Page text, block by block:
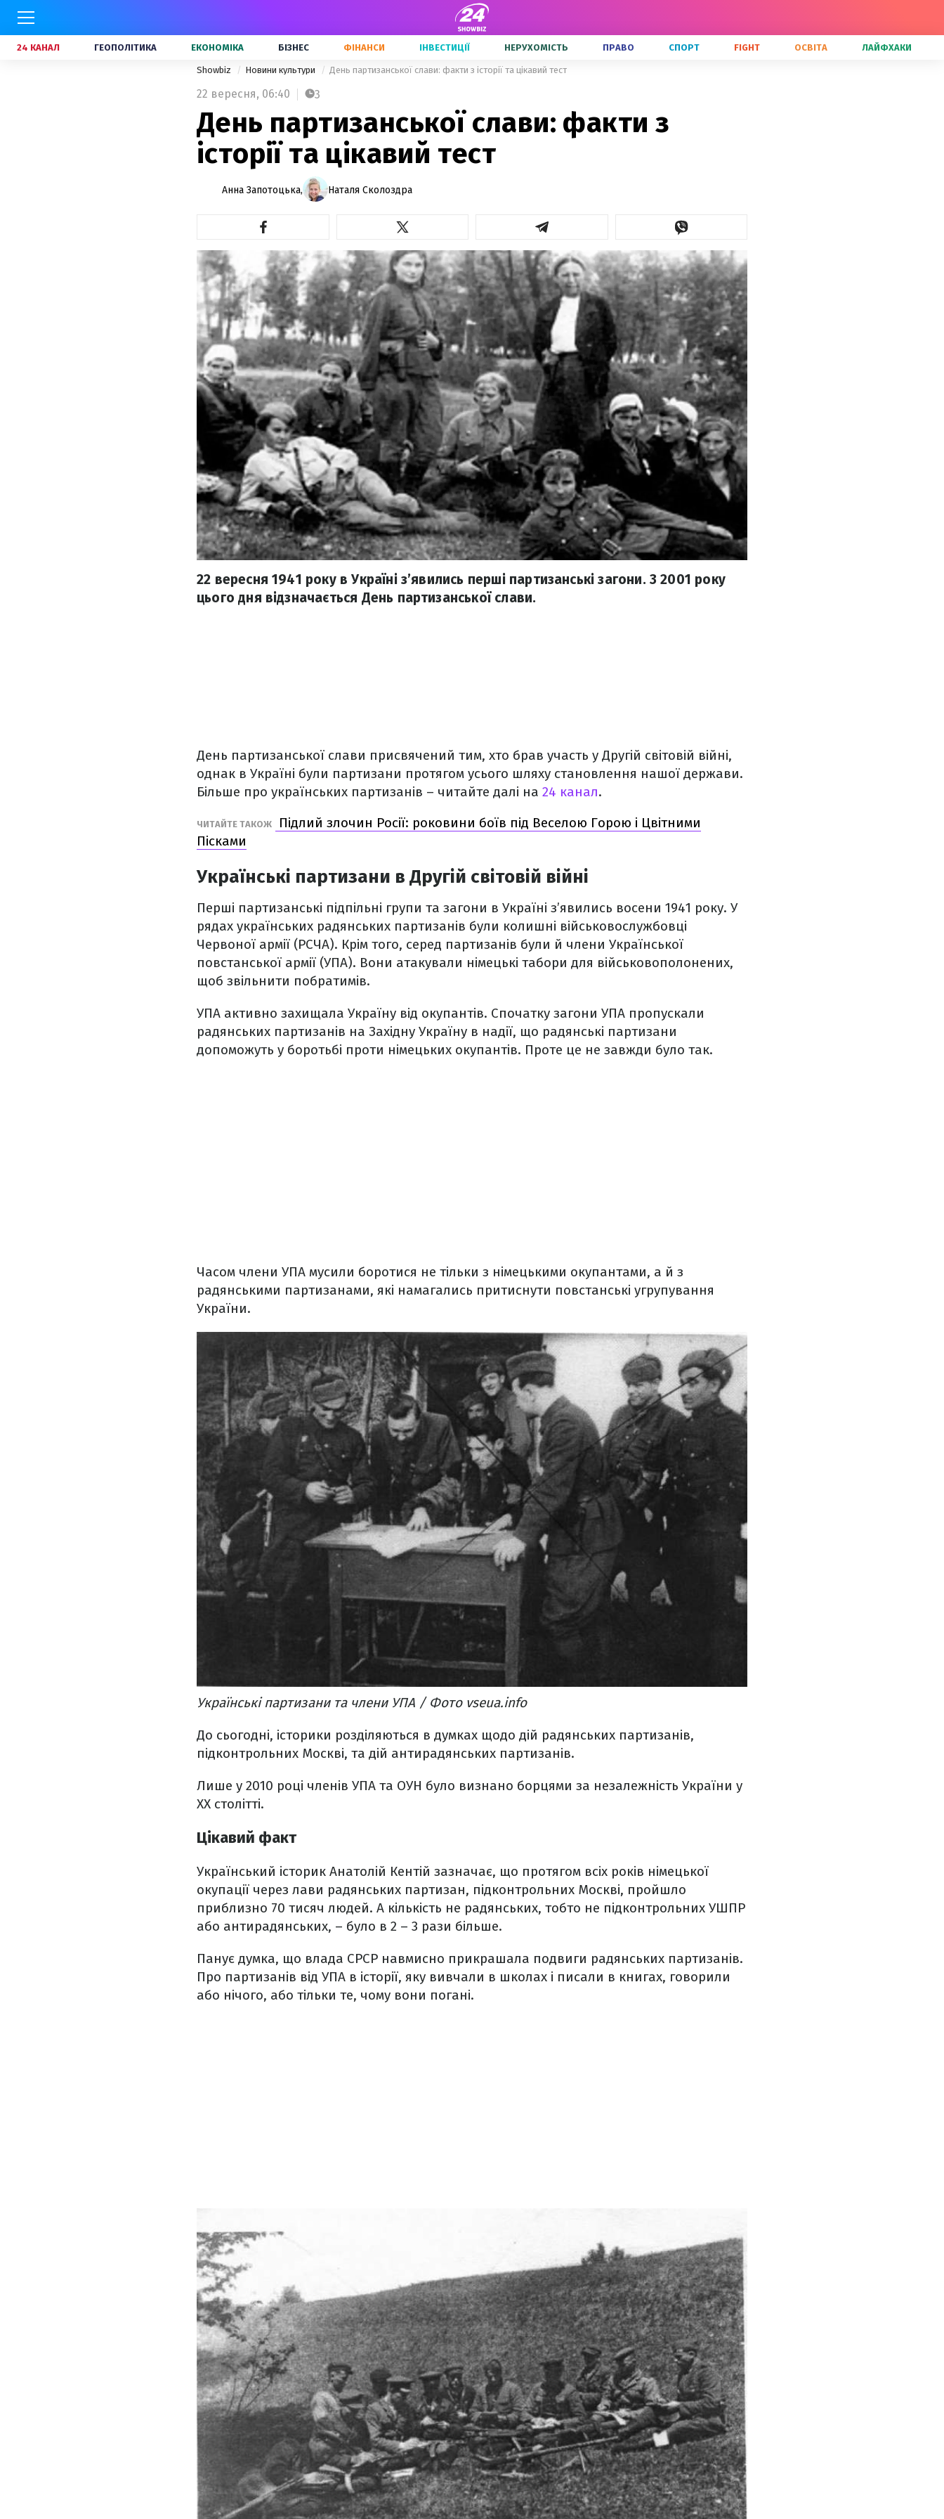
24 КАНАЛ ГЕОПОЛІТИКА ЕКОНОМІКА БІЗНЕС ФІНАНСИ ІНВЕСТИЦІЇ НЕРУХОМІСТЬ ПРАВО СПОРТ FIGHT ОСВІТА ЛАЙФХАКИ
Showbiz Новини культури День партизанської слави: факти з історії та цікавий тест
22 вересня, 06:40 3
День партизанської слави: факти з
історії та цікавий тест
Анна Запотоцька, Наталя Сколоздра
22 вересня 1941 року в Україні з’явились перші партизанські загони. З 2001 року
цього дня відзначається День партизанської слави.
День партизанської слави присвячений тим, хто брав участь у Другій світовій війні,
однак в Україні були партизани протягом усього шляху становлення нашої держави.
Більше про українських партизанів – читайте далі на 24 канал.
ЧИТАЙТЕ ТАКОЖ
Підлий злочин Росії: роковини боїв під Веселою Горою і Цвітними
Пісками
Українські партизани в Другій світовій війні
Перші партизанські підпільні групи та загони в Україні з’явились восени 1941 року. У
рядах українських радянських партизанів були колишні військовослужбовці
Червоної армії (РСЧА). Крім того, серед партизанів були й члени Української
повстанської армії (УПА). Вони атакували німецькі табори для військовополонених,
щоб звільнити побратимів.
УПА активно захищала Україну від окупантів. Спочатку загони УПА пропускали
радянських партизанів на Західну Україну в надії, що радянські партизани
допоможуть у боротьбі проти німецьких окупантів. Проте це не завжди було так.
Часом члени УПА мусили боротися не тільки з німецькими окупантами, а й з
радянськими партизанами, які намагались притиснути повстанські угрупування
України.
Українські партизани та члени УПА / Фото vseua.info
До сьогодні, історики розділяються в думках щодо дій радянських партизанів,
підконтрольних Москві, та дій антирадянських партизанів.
Лише у 2010 році членів УПА та ОУН було визнано борцями за незалежність України у
ХХ столітті.
Цікавий факт
Український історик Анатолій Кентій зазначає, що протягом всіх років німецької
окупації через лави радянських партизан, підконтрольних Москві, пройшло
приблизно 70 тисяч людей. А кількість не радянських, тобто не підконтрольних УШПР
або антирадянських, – було в 2 – 3 рази більше.
Панує думка, що влада СРСР навмисно прикрашала подвиги радянських партизанів.
Про партизанів від УПА в історії, яку вивчали в школах і писали в книгах, говорили
або нічого, або тільки те, чому вони погані.